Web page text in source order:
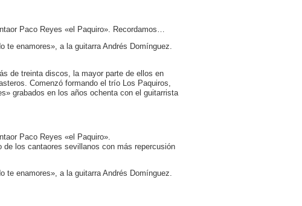
Paco Reyes «el Paquiro». Recordamos…
enamores», a la guitarra Andrés Domínguez.
de treinta discos, la mayor parte de ellos en
Comenzó formando el trío Los Paquiros,
grabados en los años ochenta con el guitarrista
Paco Reyes «el Paquiro».
los cantaores sevillanos con más repercusión
enamores», a la guitarra Andrés Domínguez.